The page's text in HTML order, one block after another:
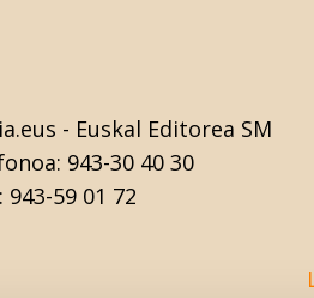
- Euskal Editorea SM
943-30 40 30
943-59 01 72